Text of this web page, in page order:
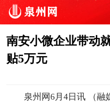
南安小微企业带动
贴5万元
泉州网6月4日讯 （融